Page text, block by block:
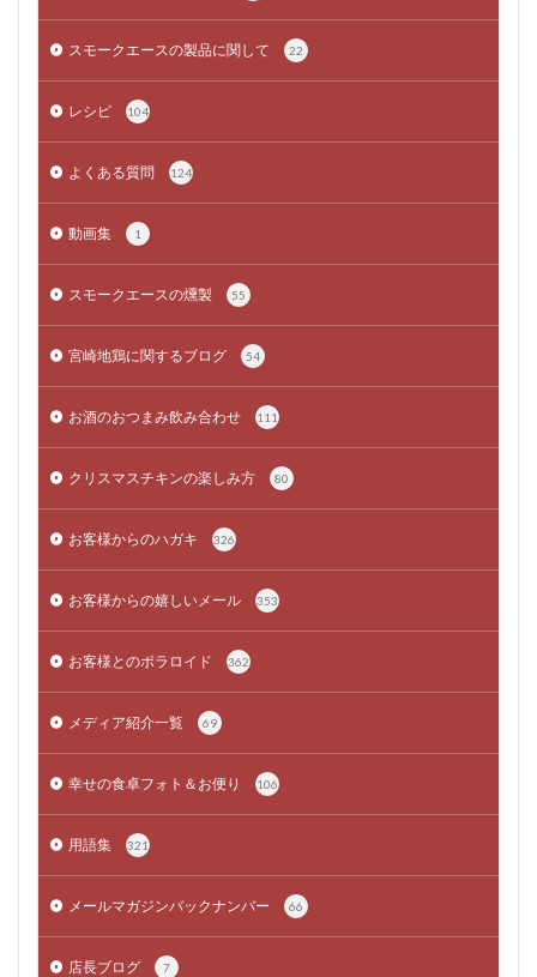
スモークエースの製品に関して 22
レシピ 104
よくある質問 124
動画集 1
スモークエースの燻製 55
宮崎地鶏に関するブログ 54
お酒のおつまみ飲み合わせ 111
クリスマスチキンの楽しみ方 80
お客様からのハガキ 326
お客様からの嬉しいメール 353
お客様とのポラロイド 362
メディア紹介一覧 69
幸せの食卓フォト＆お便り 106
用語集 321
メールマガジンバックナンバー 66
店長ブログ 7